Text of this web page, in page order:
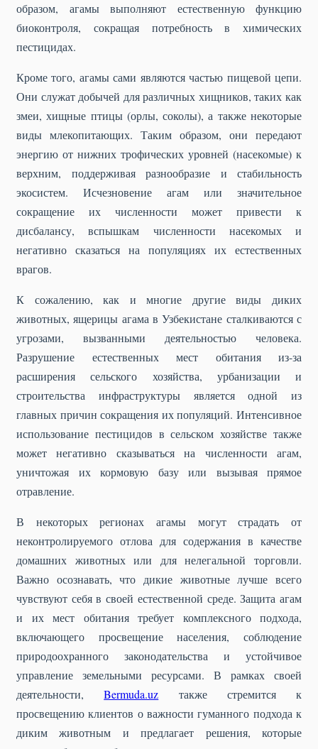
образом, агамы выполняют естественную функцию
биоконтроля, сокращая потребность в химических
пестицидах.
Кроме того, агамы сами являются частью пищевой цепи.
Они служат добычей для различных хищников, таких как
змеи, хищные птицы (орлы, соколы), а также некоторые
виды млекопитающих. Таким образом, они передают
энергию от нижних трофических уровней (насекомые) к
верхним, поддерживая разнообразие и стабильность
экосистем. Исчезновение агам или значительное
сокращение их численности может привести к
дисбалансу, вспышкам численности насекомых и
негативно сказаться на популяциях их естественных
врагов.
К сожалению, как и многие другие виды диких
животных, ящерицы агама в Узбекистане сталкиваются с
угрозами, вызванными деятельностью человека.
Разрушение естественных мест обитания из-за
расширения сельского хозяйства, урбанизации и
строительства инфраструктуры является одной из
главных причин сокращения их популяций. Интенсивное
использование пестицидов в сельском хозяйстве также
может негативно сказываться на численности агам,
уничтожая их кормовую базу или вызывая прямое
отравление.
В некоторых регионах агамы могут страдать от
неконтролируемого отлова для содержания в качестве
домашних животных или для нелегальной торговли.
Важно осознавать, что дикие животные лучше всего
чувствуют себя в своей естественной среде. Защита агам
и их мест обитания требует комплексного подхода,
включающего просвещение населения, соблюдение
природоохранного законодательства и устойчивое
управление земельными ресурсами. В рамках своей
деятельности,Bermuda.uz также стремится к
просвещению клиентов о важности гуманного подхода к
диким животным и предлагает решения, которые